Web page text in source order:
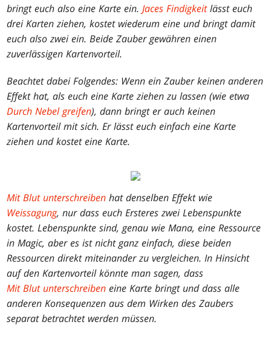
bringt euch also eine Karte ein.Jaces Findigkeitlässt euch
drei Karten ziehen, kostet wiederum eine und bringt damit
euch also zwei ein. Beide Zauber gewähren einen
zuverlässigen Kartenvorteil.
Beachtet dabei Folgendes: Wenn ein Zauber keinen anderen
Effekt hat, als euch eine Karte ziehen zu lassen (wie etwa
Durch Nebel greifen), dann bringt er auch keinen
Kartenvorteil mit sich. Er lässt euch einfach eine Karte
ziehen und kostet eine Karte.
Mit Blut unterschreiben hat denselben Effekt wie
Weissagung, nur dass euch Ersteres zwei Lebenspunkte
kostet. Lebenspunkte sind, genau wie Mana, eine Ressource
inMagic, aber es ist nicht ganz einfach, diese beiden
Ressourcen direkt miteinander zu vergleichen. In Hinsicht
auf den Kartenvorteil könnte man sagen, dass
Mit Blut unterschreiben eine Karte bringt und dass alle
anderen Konsequenzen aus dem Wirken des Zaubers
separat betrachtet werden müssen.